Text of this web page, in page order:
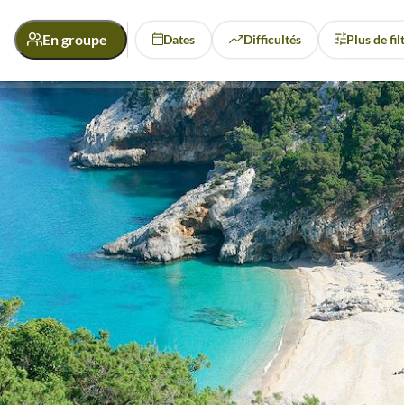
96% de satisfaction( 48 avis )
et des croisières exploratoires. Imaginez-vous parcourant les
sentiers escarpés du GR20 en Corse, ou naviguant parmi les
glaciers du Spitzberg. Peut-être préférez-vous une expérience
plus puissante, comme gravir les pentes du Kilimandjaro ou
simplement explorer les volcans d'Auvergne.
Chaque voyage est soigneusement organisé pour vous offrir
une expérience authentique et enrichissante. Profitez-en
pour découvrir des destinations spectaculaires et vivre des
moments uniques.
En groupe Dates Difficultés Plus de
Itinérance
Itinérant En étoile